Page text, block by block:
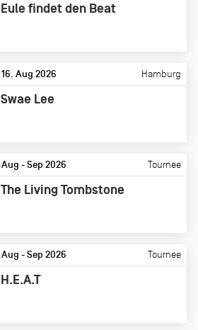
Eule findet den Beat
Hamburg
16. Aug 2026
Swae Lee
Tournee
Aug - Sep 2026
The Living Tombstone
Tournee
Aug - Sep 2026
H.E.A.T